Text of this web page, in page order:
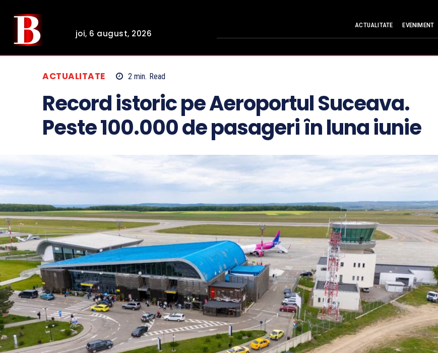
joi, 6 august, 2026
ACTUALITATE EVENIMENT
ACTUALITATE 2 min. Read
Record istoric pe Aeroportul Suceava.
Peste 100.000 de pasageri în luna iunie